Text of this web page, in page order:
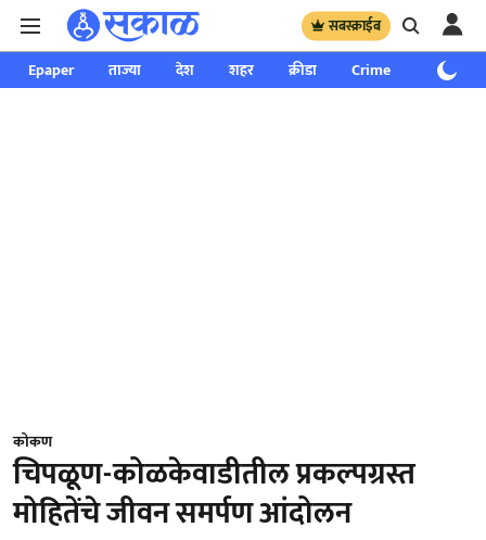
सबस्क्राईब
Epaper ताज्या देश शहर क्रीडा Crime साप्ताहिक
कोकण
चिपळूण-कोळकेवाडीतील प्रकल्पग्रस्त
मोहितेंचे जीवन समर्पण आंदोलन